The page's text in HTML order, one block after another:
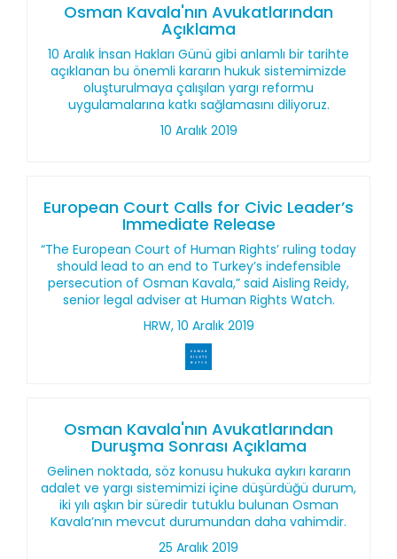
Osman Kavala'nın Avukatlarından
Açıklama
10 Aralık İnsan Hakları Günü gibi anlamlı bir tarihte
açıklanan bu önemli kararın hukuk sistemimizde
oluşturulmaya çalışılan yargı reformu
uygulamalarına katkı sağlamasını diliyoruz.
10 Aralık 2019
European Court Calls for Civic Leader’s
Immediate Release
“The European Court of Human Rights’ ruling today
should lead to an end to Turkey’s indefensible
persecution of Osman Kavala,” said Aisling Reidy,
senior legal adviser at Human Rights Watch.
HRW, 10 Aralık 2019
Osman Kavala'nın Avukatlarından
Duruşma Sonrası Açıklama
Gelinen noktada, söz konusu hukuka aykırı kararın
adalet ve yargı sistemimizi içine düşürdüğü durum,
iki yılı aşkın bir süredir tutuklu bulunan Osman
Kavala’nın mevcut durumundan daha vahimdir.
25 Aralık 2019